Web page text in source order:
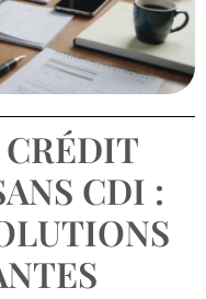
CDI :